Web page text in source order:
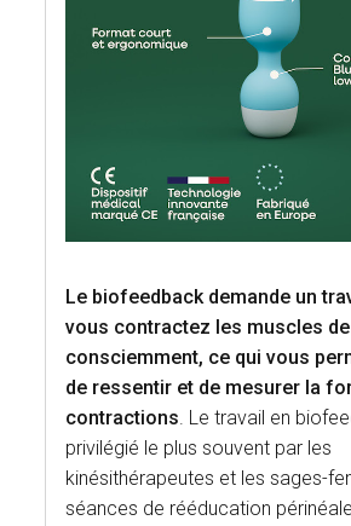
Le biofeedback demande un
vous contractez les muscles
consciemment, ce qui vous
de ressentir et de mesurer la
contractions. Le travail en
privilégié le plus souvent par les
kinésithérapeutes et les sages-
séances de rééducation